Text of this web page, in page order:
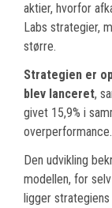
aktier, hvorfor
Labs strategier,
større.
Strategien er
blev lanceret,
givet 15,9% i
overperformance.
Den udvikling
modellen, for
ligger